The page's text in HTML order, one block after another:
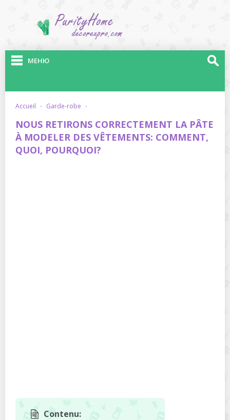
МЕНЮ
accueil · garde-robe ·
NOUS RETIRONS CORRECTEMENT LA PÂTE
À MODELER DES VÊTEMENTS: COMMENT,
QUOI, POURQUOI?
Contenu: